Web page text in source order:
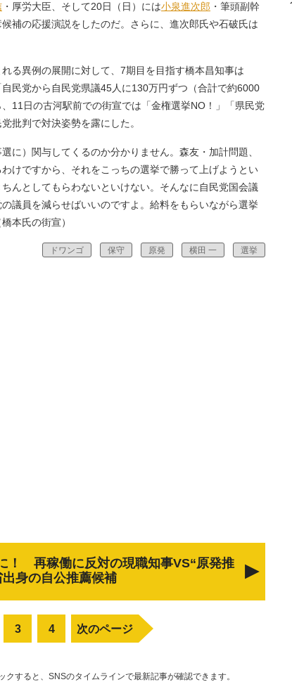
・厚労大臣、そして20日（日）には小泉進次郎 ・筆頭副幹
補の応援演説をしたのだ。さらに、進次郎氏や石破氏は
る異例の展開に対して、7期目を目指す橋本昌知事は
民党から自民党県議45人に130万円ずつ（合計で約6000
11日の古河駅前での街宣では「金権選挙NO！」「県民党
批判で対決姿勢を露にした。
に）関与してくるのか分かりません。森友・加計問題、
けですから、それをこっちの選挙で勝って上げようとい
んとしてもらわないといけない。そんなに自民党国会議
議員を減らせばいいのですよ。給料をもらいながら選挙
本氏の街宣）
ドワンゴ 保守 原発 横田 一 選挙
！ 再稼働に反対の現職知事VS“原発推
身の自公推薦候補
3 4 次のページ
クすると、SNSのタイムラインで最新記事が確認できます。